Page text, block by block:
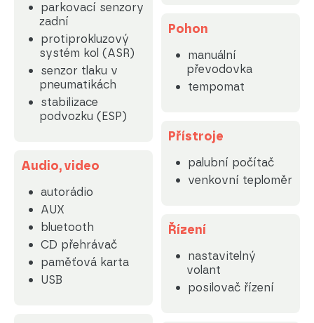
parkovací senzory
zadní
protiprokluzový
systém kol (ASR)
senzor tlaku v
pneumatikách
stabilizace
podvozku (ESP)
Audio, video
autorádio
AUX
bluetooth
CD přehrávač
paměťová karta
USB
Pohon
manuální
převodovka
tempomat
Přístroje
palubní počítač
venkovní teploměr
Řízení
nastavitelný
volant
posilovač řízení